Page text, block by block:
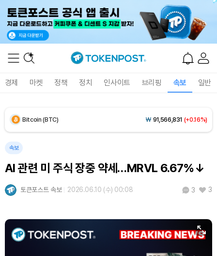
경제 마켓 정책 정치 인사이트 브리핑 속보 일반
Solana (SOL) ₩107,256(+2.92%)
Bitcoin (BTC) ₩ 91,566,831 (+0.16%)
속보
AI 관련 미 주식 장중 약세…MRVL 6.67%↓
토큰포스트 속보 2026.06.10 (수) 00:08 3 3